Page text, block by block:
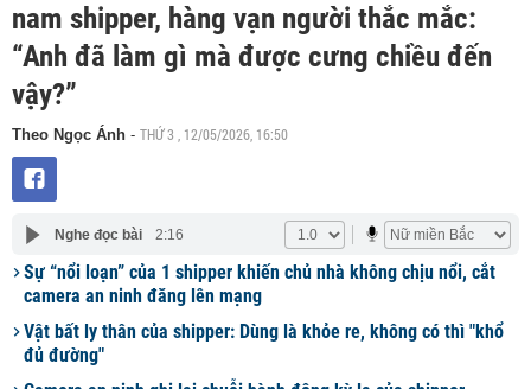
nam shipper, hàng vạn người thắc mắc:
“Anh đã làm gì mà được cưng chiều đến
vậy?”
Theo Ngọc Ánh - THỨ 3 , 12/05/2026, 16:50
Nghe đọc bài 2:16
Sự “nổi loạn” của 1 shipper khiến chủ nhà không chịu nổi, cắt
camera an ninh đăng lên mạng
Vật bất ly thân của shipper: Dùng là khỏe re, không có thì "khổ
đủ đường"